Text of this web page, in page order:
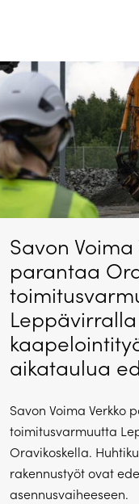
Savon Voima
parantaa
aikataulua
Savon Voima Verkko
toimitusvarmuutta
Oravikoskella.
rakennustyöt ovat
asennusvaiheeseen.